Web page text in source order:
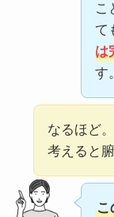
こ
て
は
す。
なるほど
考えると
こ